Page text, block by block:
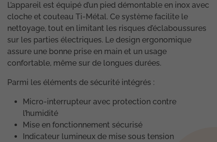
L’appareil est équipé d’un pied démontable en inox avec
cloche et couteau Ti-Métal. Ce système facilite le
nettoyage, tout en limitant les risques d’éclaboussures
sur les parties électriques. Le design ergonomique
assure une bonne prise en main et un usage
confortable, même sur de longues durées.
Parmi les éléments de sécurité intégrés :
Micro-interrupteur avec protection contre
l’humidité
Mise en fonctionnement sécurisé
Indicateur lumineux de mise sous tension